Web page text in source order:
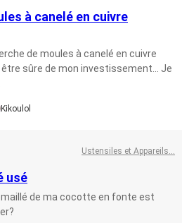
à canelé en cuivre
de moules à canelé en cuivre
sûre de mon investissement... Je
Kikoulol
Ustensiles et Appareils...
usé
de ma cocotte en fonte est